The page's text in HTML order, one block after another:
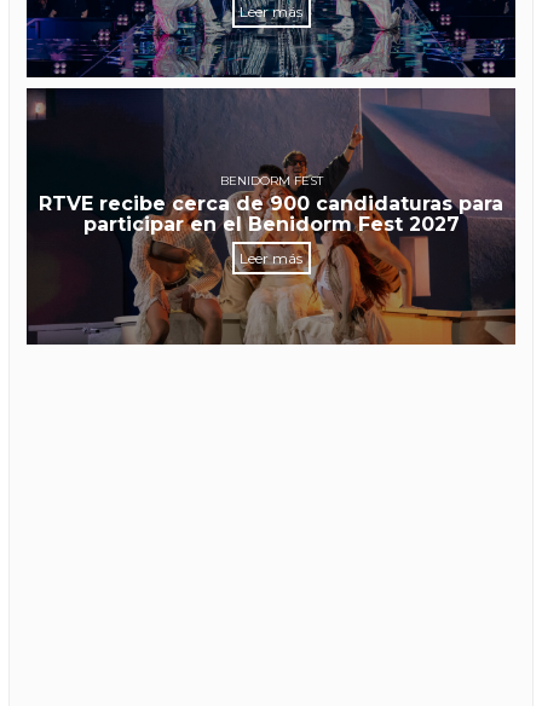
Leer más
BENIDORM FEST
RTVE recibe cerca de 900 candidaturas para
participar en el Benidorm Fest 2027
Leer más